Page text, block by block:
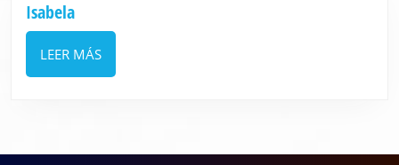
IsabelaIsabela
LEER MÁSLEER
MÁS